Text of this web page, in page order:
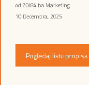
od ZOI84.ba Marketing
10 Decembra, 2025
Pogledaj listu propisa